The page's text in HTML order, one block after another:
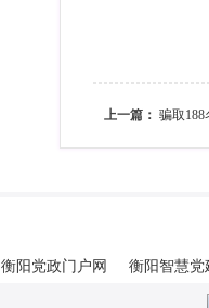
上一篇： 骗取188
衡阳党政门户网 衡阳智慧党